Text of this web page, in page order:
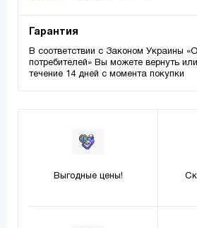
Гарантия
В соответствии с Законом Украины
потребителей» Вы можете вернуть
течение 14 дней с момента покупки
Выгодные цены!